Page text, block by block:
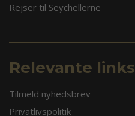
Rejser til Seychellerne
Relevante links
Tilmeld nyhedsbrev
Privatlivspolitik